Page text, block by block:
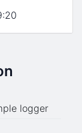
logger